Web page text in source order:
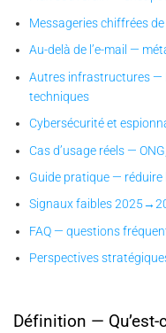
Messageries chiffrées
Au-delà de l’e-mail —
Autres infrastructures —
techniques
Cybersécurité et
Cas d’usage réels —
Guide pratique — réduire
Signaux faibles
FAQ — questions
Perspectives
Définition — Qu’est-